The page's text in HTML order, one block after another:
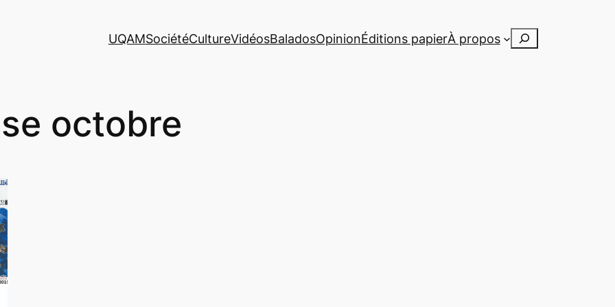
UQAMSociétéCultureVidéosBaladosOpinionÉditions papierÀ propos Rechercher
octobre